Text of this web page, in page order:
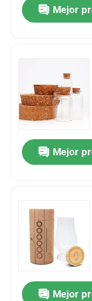
Mejor
Mejor
Mejor